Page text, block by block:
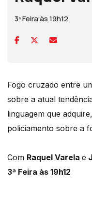
3ª Feira às 19h12
Fogo cruzado entre
sobre a atual
linguagem que
policiamento sobre a
Com Raquel Varela e
3ª Feira às 19h12